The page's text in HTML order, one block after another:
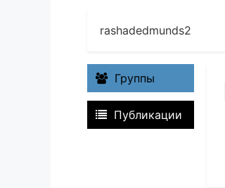
rashadedmunds2
Группы
Публикации